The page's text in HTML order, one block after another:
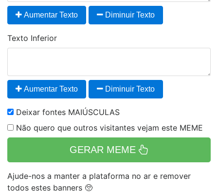
Aumentar Texto Diminuir Texto
Texto Inferior
Aumentar Texto Diminuir Texto
Deixar fontes MAIÚSCULAS
Não quero que outros visitantes vejam este MEME
GERAR MEME
Ajude-nos a manter a plataforma no ar e remover
todos estes banners 🥺